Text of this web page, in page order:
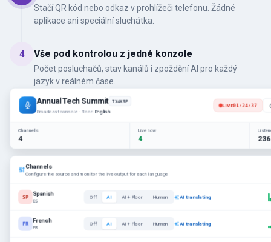
Stačí QR kód nebo odkaz v prohlížeči telefonu. Žádné
aplikace ani speciální sluchátka.
4 Vše pod kontrolou z jedné konzole
Počet posluchačů, stav kanálů i zpoždění AI pro každý
jazyk v reálném čase.
Annual Tech Summit TX4K9P
Broadcast console · Floor: English
LIVE01:24:37
Channels
4
Live now
4 236
Channels
Configure the source and monitor the live output for each language
SP Spanish
ES
Off AI AI + Floor Human AI translating
FR French
FR
Off AI AI + Floor Human AI translating